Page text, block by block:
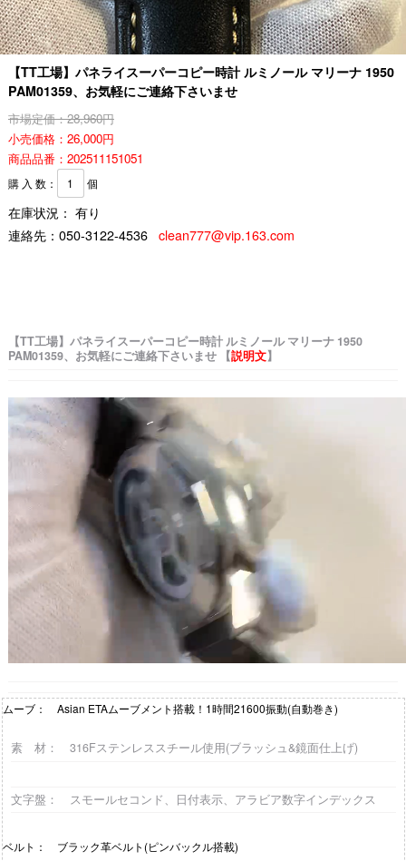
【TT工場】パネライスーパーコピー時計 ルミノール マリーナ 1950
PAM01359、お気軽にご連絡下さいませ
市場定価：28,960円
小売価格：26,000円
商品品番：202511151051
購 入 数： 個
在庫状況： 有り
連絡先： 050-3122-4536 clean777@vip.163.com
【TT工場】パネライスーパーコピー時計 ルミノール マリーナ 1950
PAM01359、お気軽にご連絡下さいませ 【説明文】
ムーブ： Asian ETAムーブメント搭載！1時間21600振動(自動巻き)
素 材： 316Fステンレススチール使用(ブラッシュ&鏡面仕上げ)
文字盤 ： スモールセコンド、日付表示、アラビア数字インデックス
ベルト： ブラック革ベルト(ピンバックル搭載)